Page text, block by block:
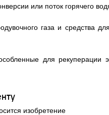
или поток горячего
газа и средства
для рекуперации
изобретение